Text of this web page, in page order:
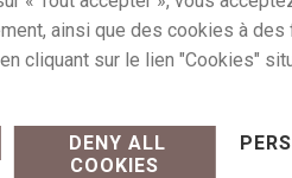
et accessoires Étiquette :
DENY ALL
COOKIES